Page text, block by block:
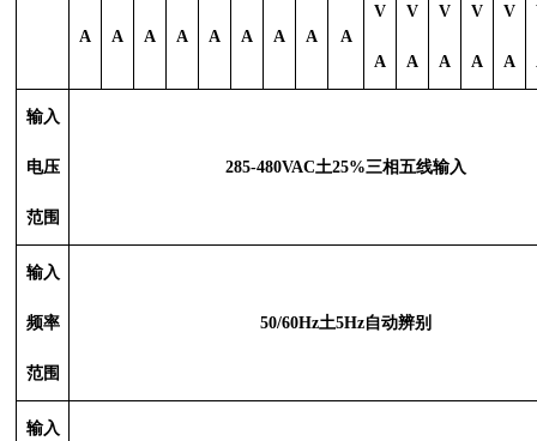
A A A A A A A A A
V
A
V
A
V
A
V
A
V
A
输入
电压
范围
285-480VAC土25%三相五线输入
输入
频率
范围
50/60Hz土5Hz自动辨别
输入